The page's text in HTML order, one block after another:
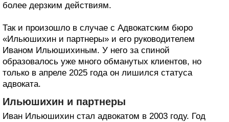
более дерзким действиям.
Так и произошло в случае с Адвокатским бюро
«Ильюшихин и партнеры» и его руководителем
Иваном Ильюшихиным. У него за спиной
образовалось уже много обманутых клиентов, но
только в апреле 2025 года он лишился статуса
адвоката.
Ильюшихин и партнеры
Иван Ильюшихин стал адвокатом в 2003 году. Год